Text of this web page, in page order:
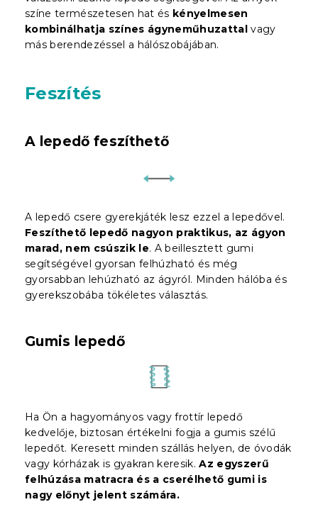
színe természetesen hat és kényelmesen
kombinálhatja színes ágyneműhuzattal vagy
más berendezéssel a hálószobájában.
Feszítés
A lepedő feszíthető
A lepedő csere gyerekjáték lesz ezzel a lepedővel.
Feszíthető lepedő nagyon praktikus, az ágyon
marad, nem csúszik le. A beillesztett gumi
segítségével gyorsan felhúzható és még
gyorsabban lehúzható az ágyról. Minden hálóba és
gyerekszobába tökéletes választás.
Gumis lepedő
Ha Ön a hagyományos vagy frottír lepedő
kedvelője, biztosan értékelni fogja a gumis szélű
lepedőt. Keresett minden szállás helyen, de óvodák
vagy kórházak is gyakran keresik. Az egyszerű
felhúzása matracra és a cserélhető gumi is
nagy előnyt jelent számára.